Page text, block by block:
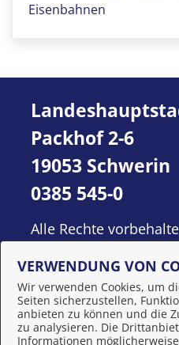
Eisenbahnen
Packhof 2-6
19053 Schwerin
0385 545-0
Alle Rechte
VERWENDUNG VON
Wir verwenden Cookies, um
Seiten sicherzustellen,
anbieten zu können und die
zu analysieren. Die
Informationen